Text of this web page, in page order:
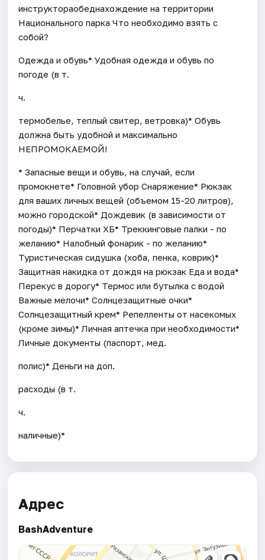
инструктораобеднахождение на территории
Национального парка Что необходимо взять с
собой?
Одежда и обувь* Удобная одежда и обувь по
погоде (в т.
ч.
термобелье, теплый свитер, ветровка)* Обувь
должна быть удобной и максимально
НЕПРОМОКАЕМОЙ!
* Запасные вещи и обувь, на случай, если
промокнете* Головной убор Снаряжение* Рюкзак
для ваших личных вещей (объемом 15-20 литров),
можно городской* Дождевик (в зависимости от
погоды)* Перчатки ХБ* Треккинговые палки - по
желанию* Налобный фонарик - по желанию*
Туристическая сидушка (хоба, пенка, коврик)*
Защитная накидка от дождя на рюкзак Еда и вода*
Перекус в дорогу* Термос или бутылка с водой
Важные мелочи* Солнцезащитные очки*
Солнцезащитный крем* Репелленты от насекомых
(кроме зимы)* Личная аптечка при необходимости*
Личные документы (паспорт, мед.
полис)* Деньги на доп.
расходы (в т.
ч.
наличные)*
Адрес
BashAdventure